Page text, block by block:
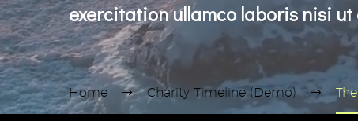
exercitation ullamco laboris nisi ut
Home Charity Timeline (Demo)